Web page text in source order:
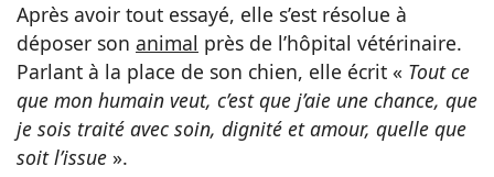
Après avoir tout essayé, elle s’est résolue à
déposer son animal près de l’hôpital vétérinaire.
Parlant à la place de son chien, elle écrit « Tout ce
que mon humain veut, c’est que j’aie une chance, que
je sois traité avec soin, dignité et amour, quelle que
soit l’issue ».